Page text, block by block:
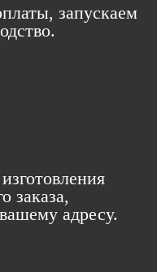
запускаем
заказа,
адресу.